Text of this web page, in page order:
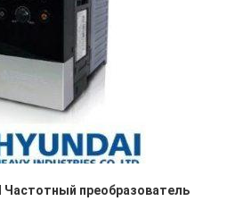
Частотный преобразователь